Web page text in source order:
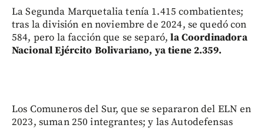
La Segunda Marquetalia tenía 1.415 combatientes;
tras la división en noviembre de 2024, se quedó con
584, pero la facción que se separó,la Coordinadora
Nacional Ejército Bolivariano, ya tiene 2.359.
Los Comuneros del Sur, que se separaron del ELN en
2023, suman 250 integrantes; y las Autodefensas